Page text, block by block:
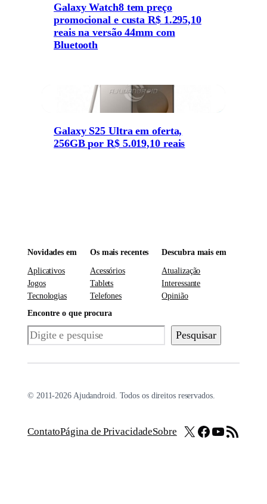
Galaxy Watch8 tem preço
promocional e custa R$ 1.295,10
reais na versão 44mm com
Bluetooth
Galaxy S25 Ultra em oferta,
256GB por R$ 5.019,10 reais
Novidades em
Aplicativos
Jogos
Tecnologias
Os mais recentes
Acessórios
Tablets
Telefones
Descubra mais em
Atualização
Interessante
Opinião
Encontre o que procura
Pesquisar Pesquisar
© 2011-2026 Ajudandroid. Todos os direitos reservados.
ContatoPágina de PrivacidadeSobre X Facebook
Youtube
Feed RSS